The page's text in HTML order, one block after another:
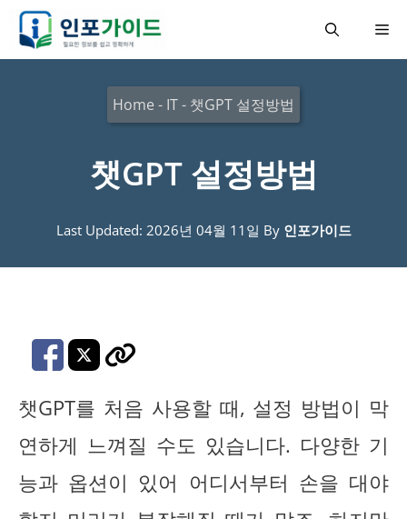
메
Home - IT- 챗GPT 설정방법
챗GPT 설정방법
Last Updated: 2026년 04월 11일 By 인포가이드
챗GPT를 처음 사용할 때, 설정 방법이 막
연하게 느껴질 수도 있습니다. 다양한 기
능과 옵션이 있어 어디서부터 손을 대야